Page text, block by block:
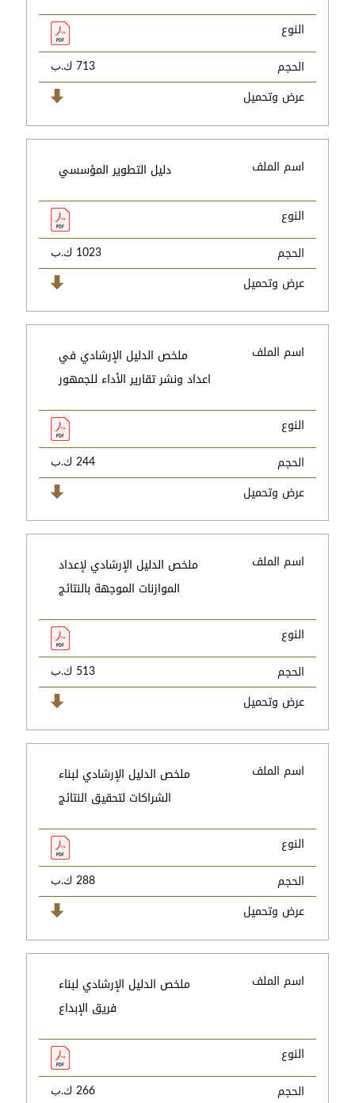
النوع
الحجم
713 ك.ب
عرض وتحميل
اسم الملف دليل التطوير المؤسسي
النوع
الحجم
1023 ك.ب
عرض وتحميل
اسم الملف
ملخص الدليل الإرشادي في
اعداد ونشر تقارير الأداء للجمهور
النوع
الحجم
244 ك.ب
عرض وتحميل
اسم الملف
ملخص الدليل الإرشادي لإعداد
الموازنات الموجهة بالنتائج
النوع
الحجم
513 ك.ب
عرض وتحميل
اسم الملف
ملخص الدليل الإرشادي لبناء
الشراكات لتحقيق النتائج
النوع
الحجم
288 ك.ب
عرض وتحميل
اسم الملف
ملخص الدليل الإرشادي لبناء
فريق الإبداع
النوع
الحجم
266 ك.ب